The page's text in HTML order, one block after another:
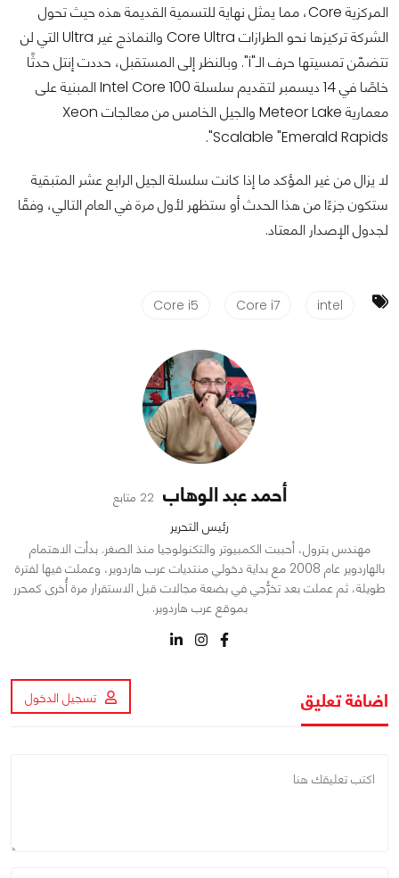
المركزية Core، مما يمثل نهاية للتسمية القديمة هذه حيث تحول
الشركة تركيزها نحو الطرازات Core Ultra والنماذج غير Ultra التي لن
تتضمّن تمسيتها حرف الـ"i". وبالنظر إلى المستقبل، حددت إنتل حدثًا
خاصًا في 14 ديسمبر لتقديم سلسلة Intel Core 100 المبنية على
معمارية Meteor Lake والجيل الخامس من معالجات Xeon
Scalable "Emerald Rapids".
لا يزال من غير المؤكد ما إذا كانت سلسلة الجيل الرابع عشر المتبقية
ستكون جزءًا من هذا الحدث أو ستظهر لأول مرة في العام التالي، وفقًا
لجدول الإصدار المعتاد.
intel
Core i7
Core i5
أحمد عبد الوهاب 22 متابع
رئيس التحرير
مهندس بترول، أحببت الكمبيوتر والتكنولوجيا منذ الصغر. بدأت الاهتمام
بالهاردوير عام 2008 مع بداية دخولي منتديات عرب هاردوير، وعملت فيها لفترة
طويلة، ثم عملت بعد تخرُّجي في بضعة مجالات قبل الاستقرار مرة أُخرى كمحرر
بموقع عرب هاردوير.
اضافة تعليق تسجيل الدخول